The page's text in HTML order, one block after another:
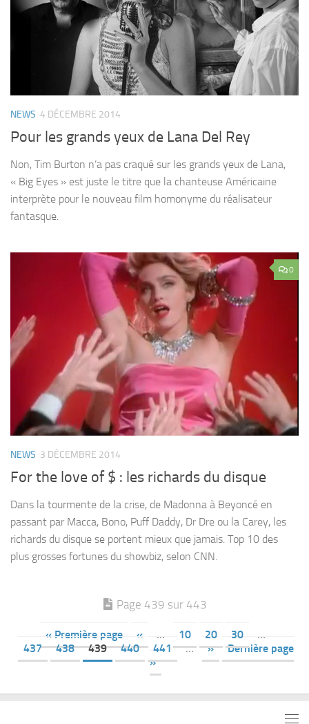
NEWS 4 DÉCEMBRE 2014
Pour les grands yeux de Lana Del Rey
Non, Tim Burton n’a pas craqué sur les grands yeux de Lana,
« Big Eyes » est juste le titre que la chanteuse Américaine
interprète pour le nouveau film homonyme du réalisateur
fantasque.
0
NEWS 3 DÉCEMBRE 2014
For the love of $ : les richards du disque
Dans la tourmente de la crise, de Madonna à Beyoncé en
passant par Macca, Bono, Puff Daddy, Dr Dre ou la Carey, les
richards du disque se portent mieux que jamais. Top 10 des
plus grosses fortunes du showbiz, selon CNN.
Page 439 sur 443
« Première page « … 10 20 30
…
437
438 439 440 441 … »
Dernière page
»